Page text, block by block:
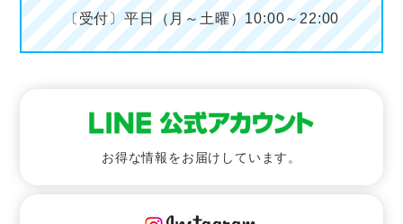
〔受付〕平日（月～土曜）10:00～22:00
お得な情報をお届けしています。